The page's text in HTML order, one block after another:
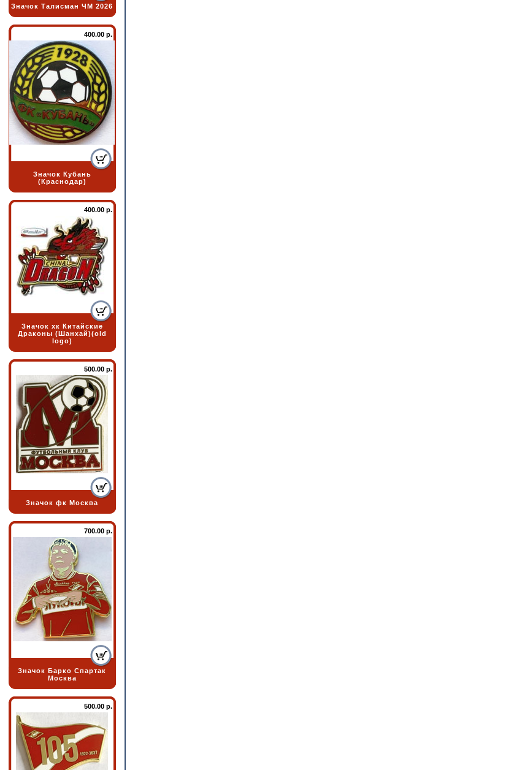
Значок Талисман ЧМ 2026
400.00 р.
Значок Кубань
(Краснодар)
400.00 р.
Значок хк Китайские
Драконы (Шанхай)(old
logo)
500.00 р.
Значок фк Москва
700.00 р.
Значок Барко Спартак
Москва
500.00 р.